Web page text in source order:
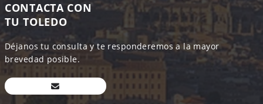
CONTACTA CON
TU TOLEDO
Déjanos tu consulta y te responderemos a la mayor
brevedad posible.